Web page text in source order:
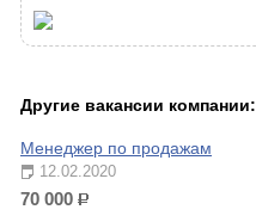
Другие вакансии компании:
Менеджер по продажам
12.02.2020
70 000 р.